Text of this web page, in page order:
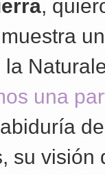
,
una
su visión